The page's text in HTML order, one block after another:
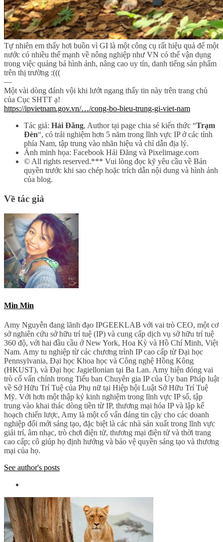
Tự nhiên em thấy hơi buồn vì GI là một công cụ rất hiệu quả để một
nước có nhiều thế mạnh về nông nghiệp như VN có thể vận dụng
trong việc quảng bá hình ảnh, nâng cao uy tín, danh tiếng sản phẩm
trên thị trường :(((
—
Một vài dòng đánh vội khi lướt ngang thấy tin này trên trang chủ
của Cục SHTT ạ!
https://ipvietnam.gov.vn/…/cong-bo-bieu-trung-gi-viet-nam
Tác giả: Hải Đăng, Author tại page chia sẻ kiến thức “Trạm
Đèn“, có trải nghiệm hơn 5 năm trong lĩnh vực IP ở các tỉnh
phía Nam, tập trung vào nhãn hiệu và chỉ dẫn địa lý.
Ảnh minh họa: Facebook Hải Đăng và Pixelimage.com
© All rights reserved.*** Vui lòng đọc kỹ yêu cầu về Bản
quyền trước khi sao chép hoặc trích dẫn nội dung và hình ảnh
của blog.
Về tác giả
Min Min
Amy Nguyễn đang lãnh đạo IPGEEKLAB với vai trò CEO, một cơ
sở nghiên cứu sở hữu trí tuệ (IP) và cung cấp dịch vụ sở hữu trí tuệ
360 độ, với hai đầu cầu ở New York, Hoa Kỳ và Hồ Chí Minh, Việt
Nam. Amy tu nghiệp từ các chương trình IP cao cấp từ Đại học
Pennsylvania, Đại học Khoa học và Công nghệ Hồng Kông
(HKUST), và Đại học Jagiellonian tại Ba Lan. Amy hiện đóng vai
trò cố vấn chính trong Tiểu ban Chuyên gia IP của Ủy ban Pháp luật
về Sở Hữu Trí Tuệ của Phụ nữ tại Hiệp hội Luật Sở Hữu Trí Tuệ
Mỹ. Với hơn một thập kỷ kinh nghiệm trong lĩnh vực IP số, tập
trung vào khai thác dòng tiền từ IP, thương mại hóa IP và lập kế
hoạch chiến lược, Amy là một cố vấn đáng tin cậy cho các doanh
nghiệp đổi mới sáng tạo, đặc biệt là các nhà sản xuất trong lĩnh vực
giải trí, âm nhạc, trò chơi điện tử, thương mại điện tử và thời trang
cao cấp; cô giúp họ định hướng và bảo vệ quyền sáng tạo và thương
mại của họ.
See author's posts